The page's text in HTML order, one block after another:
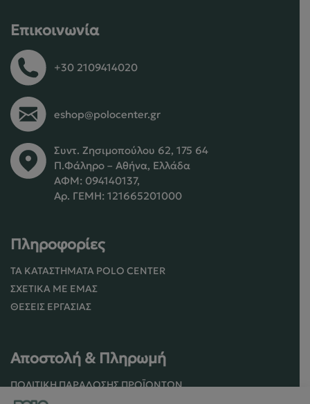
Επικοινωνία
+30 2109414020
eshop@polocenter.gr
Συντ. Ζησιμοπούλου 62, 175 64
Π.Φάληρο – Αθήνα, Ελλάδα
ΑΦΜ: 094140137,
Αρ. ΓΕΜΗ: 121665201000
Πληροφορίες
ΤΑ ΚΑΤΑΣΤΉΜΑΤΑ POLO CENTER
ΣΧΕΤΙΚΆ ΜΕ ΕΜΆΣ
ΘΈΣΕΙΣ ΕΡΓΑΣΊΑΣ
Αποστολή & Πληρωμή
ΠΟΛΙΤΙΚΉ ΠΑΡΆΔΟΣΗΣ ΠΡΟΪΌΝΤΩΝ